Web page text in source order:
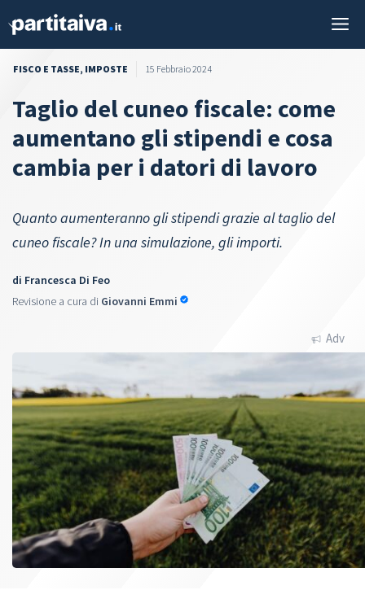
FISCO E TASSE, IMPOSTE 15 Febbraio 2024
Taglio del cuneo fiscale: come
aumentano gli stipendi e cosa
cambia per i datori di lavoro
Quanto aumenteranno gli stipendi grazie al taglio del
cuneo fiscale? In una simulazione, gli importi.
di Francesca Di Feo
Revisione a cura di Giovanni Emmi
Adv